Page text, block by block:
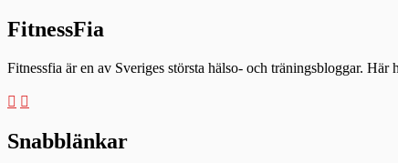
FitnessFia
Fitnessfia är en av Sveriges största hälso- och träningsbloggar.
Snabblänkar